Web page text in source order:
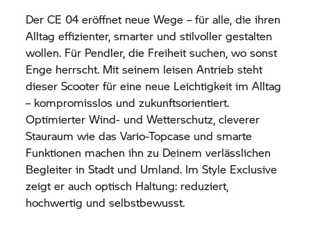
DerCE 04 eröffnet neue Wege – für alle, die ihren
Alltag effizienter, smarter und stilvoller gestalten
wollen. Für Pendler, die Freiheit suchen, wo sonst
Enge herrscht. Mit seinem leisen Antrieb steht
dieser Scooter für eine neue Leichtigkeit im Alltag
– kompromisslos und zukunftsorientiert.
Optimierter Wind- und Wetterschutz, cleverer
Stauraum wie das Vario-Topcase und smarte
Funktionen machen ihn zu Deinem verlässlichen
Begleiter in Stadt und Umland. Im Style Exclusive
zeigt er auch optisch Haltung: reduziert,
hochwertig und selbstbewusst.